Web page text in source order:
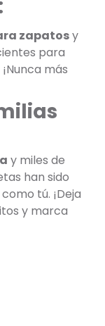
zapatosy
para
más
y miles de
han sido
tú. ¡Deja
y marca